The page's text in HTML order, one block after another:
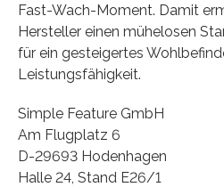
Fast-Wach-Moment. Damit
Hersteller einen mühelosen
für ein gesteigertes
Leistungsfähigkeit.
Simple Feature GmbH
Am Flugplatz 6
D-29693 Hodenhagen
Halle 24, Stand E26/1